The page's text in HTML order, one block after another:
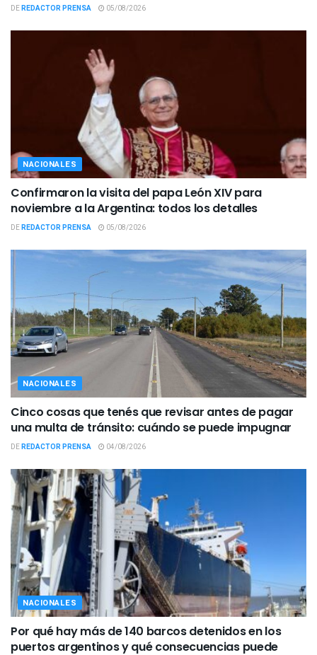
DEREDACTOR PRENSA 05/08/2026
NACIONALES
Confirmaron la visita del papa León XIV para
noviembre a la Argentina: todos los detalles
DEREDACTOR PRENSA 05/08/2026
NACIONALES
Cinco cosas que tenés que revisar antes de pagar
una multa de tránsito: cuándo se puede impugnar
DEREDACTOR PRENSA 04/08/2026
NACIONALES
Por qué hay más de 140 barcos detenidos en los
puertos argentinos y qué consecuencias puede